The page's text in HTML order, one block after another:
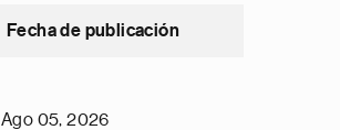
Fecha de publicación
Ago 05, 2026